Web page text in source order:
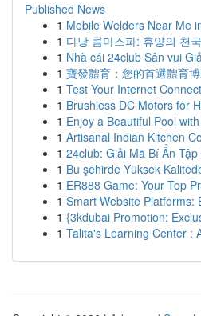
Published News
1 Mobile Welders Near Me
1 다낭 콤마스파: 휴양의 천
1 Nhà cái 24club Sân vui
1 寶發體育：您的首選體育
1 Test Your Internet
1 Brushless DC Motors for
1 Enjoy a Beautiful Pool
1 Artisanal Indian Kitchen
1 24club: Giải Mã Bí Ẩn
1 Bu şehirde Yüksek
1 ER888 Game: Your Top
1 Smart Website Platforms:
1 {3kdubai Promotion:
1 Talita's Learning Center :